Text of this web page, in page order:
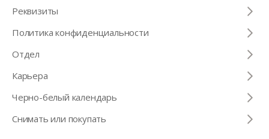
Pеквизиты
Политика конфиденциальности
Отдел
Карьера
Черно-белый календарь
Снимать или покупать